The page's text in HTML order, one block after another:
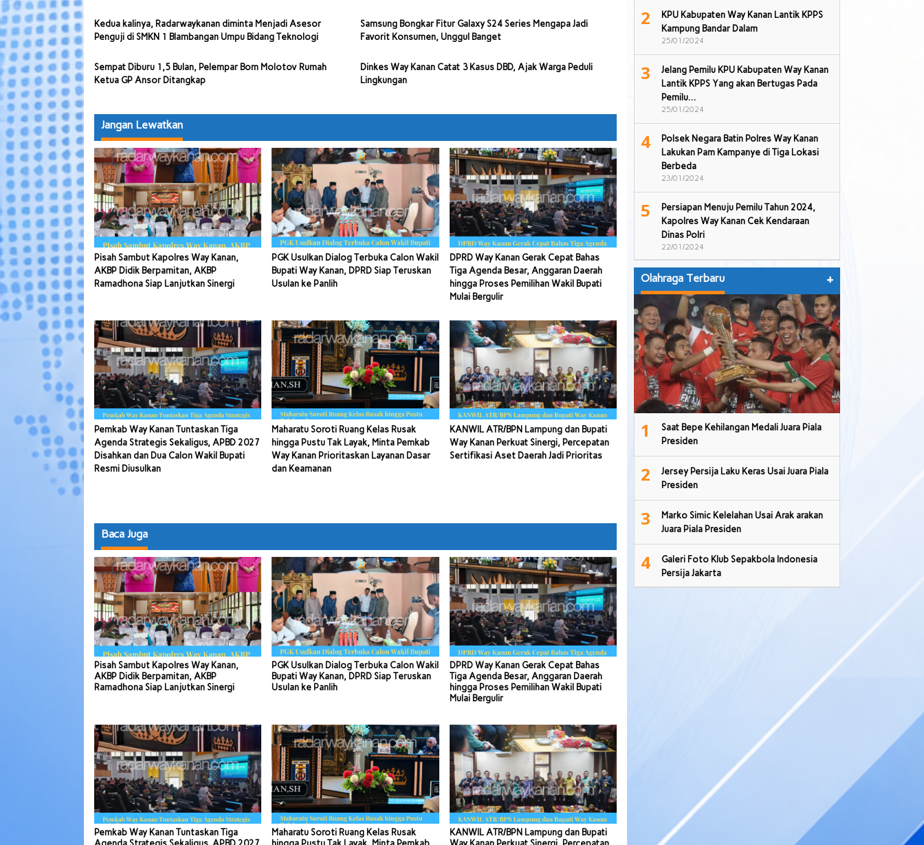
Kedua kalinya, Radarwaykanan diminta Menjadi Asesor
Penguji di SMKN 1 Blambangan Umpu Bidang Teknologi
Samsung Bongkar Fitur Galaxy S24 Series Mengapa Jadi
Favorit Konsumen, Unggul Banget
Sempat Diburu 1,5 Bulan, Pelempar Bom Molotov Rumah
Ketua GP Ansor Ditangkap
Dinkes Way Kanan Catat 3 Kasus DBD, Ajak Warga Peduli
Lingkungan
Jangan Lewatkan
Pisah Sambut Kapolres Way Kanan,
AKBP Didik Berpamitan, AKBP
Ramadhona Siap Lanjutkan Sinergi
PGK Usulkan Dialog Terbuka Calon Wakil
Bupati Way Kanan, DPRD Siap Teruskan
Usulan ke Panlih
DPRD Way Kanan Gerak Cepat Bahas
Tiga Agenda Besar, Anggaran Daerah
hingga Proses Pemilihan Wakil Bupati
Mulai Bergulir
Pemkab Way Kanan Tuntaskan Tiga
Agenda Strategis Sekaligus, APBD 2027
Disahkan dan Dua Calon Wakil Bupati
Resmi Diusulkan
Maharatu Soroti Ruang Kelas Rusak
hingga Pustu Tak Layak, Minta Pemkab
Way Kanan Prioritaskan Layanan Dasar
dan Keamanan
KANWIL ATR/BPN Lampung dan Bupati
Way Kanan Perkuat Sinergi, Percepatan
Sertifikasi Aset Daerah Jadi Prioritas
Baca Juga
Pisah Sambut Kapolres Way Kanan,
AKBP Didik Berpamitan, AKBP
Ramadhona Siap Lanjutkan Sinergi
PGK Usulkan Dialog Terbuka Calon Wakil
Bupati Way Kanan, DPRD Siap Teruskan
Usulan ke Panlih
DPRD Way Kanan Gerak Cepat Bahas
Tiga Agenda Besar, Anggaran Daerah
hingga Proses Pemilihan Wakil Bupati
Mulai Bergulir
Pemkab Way Kanan Tuntaskan Tiga
Maharatu Soroti Ruang Kelas Rusak
KANWIL ATR/BPN Lampung dan Bupati
2
KPU Kabupaten Way Kanan Lantik KPPS
Kampung Bandar Dalam
25/01/2024
3
Jelang Pemilu KPU Kabupaten Way Kanan
Lantik KPPS Yang akan Bertugas Pada
Pemilu…
25/01/2024
4
Polsek Negara Batin Polres Way Kanan
Lakukan Pam Kampanye di Tiga Lokasi
Berbeda
23/01/2024
5
Persiapan Menuju Pemilu Tahun 2024,
Kapolres Way Kanan Cek Kendaraan
Dinas Polri
22/01/2024
Olahraga Terbaru +
1
Saat Bepe Kehilangan Medali Juara Piala
Presiden
2
Jersey Persija Laku Keras Usai Juara Piala
Presiden
3
Marko Simic Kelelahan Usai Arak arakan
Juara Piala Presiden
4
Galeri Foto Klub Sepakbola Indonesia
Persija Jakarta